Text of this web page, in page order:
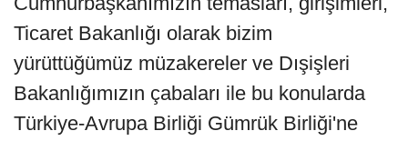
Ticaret Bakanlığı olarak bizim
yürüttüğümüz müzakereler ve Dışişleri
Bakanlığımızın çabaları ile bu konularda
Türkiye-Avrupa Birliği Gümrük Birliği'ne